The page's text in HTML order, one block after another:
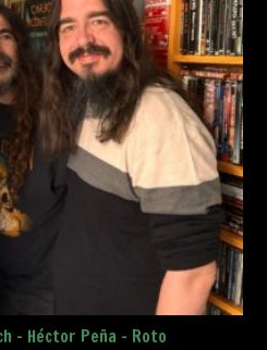
– Héctor Peña – Roto